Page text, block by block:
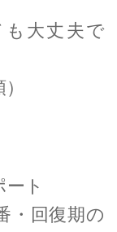
丈夫で
ト
・回復期の